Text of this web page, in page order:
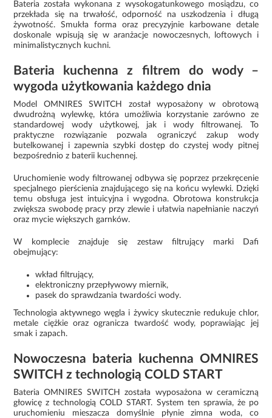
Bateria została wykonana z wysokogatunkowego mosiądzu, co
przekłada się na trwałość, odporność na uszkodzenia i długą
żywotność. Smukła forma oraz precyzyjnie karbowane detale
doskonale wpisują się w aranżacje nowoczesnych, loftowych i
minimalistycznych kuchni.
Bateria kuchenna z filtrem do wody –
wygoda użytkowania każdego dnia
Model OMNIRES SWITCH został wyposażony w obrotową
dwudrożną wylewkę, która umożliwia korzystanie zarówno ze
standardowej wody użytkowej, jak i wody filtrowanej. To
praktyczne rozwiązanie pozwala ograniczyć zakup wody
butelkowanej i zapewnia szybki dostęp do czystej wody pitnej
bezpośrednio z baterii kuchennej.
Uruchomienie wody filtrowanej odbywa się poprzez przekręcenie
specjalnego pierścienia znajdującego się na końcu wylewki. Dzięki
temu obsługa jest intuicyjna i wygodna. Obrotowa konstrukcja
zwiększa swobodę pracy przy zlewie i ułatwia napełnianie naczyń
oraz mycie większych garnków.
W komplecie znajduje się zestaw filtrujący marki Dafi
obejmujący:
wkład filtrujący,
elektroniczny przepływowy miernik,
pasek do sprawdzania twardości wody.
Technologia aktywnego węgla i żywicy skutecznie redukuje chlor,
metale ciężkie oraz ogranicza twardość wody, poprawiając jej
smak i zapach.
Nowoczesna bateria kuchenna OMNIRES
SWITCH z technologią COLD START
Bateria OMNIRES SWITCH została wyposażona w ceramiczną
głowicę z technologią COLD START. System ten sprawia, że po
uruchomieniu mieszacza domyślnie płynie zimna woda, co